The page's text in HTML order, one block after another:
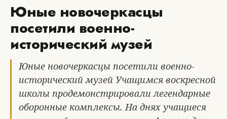
Юные новочеркасцы
посетили военно-
исторический музей
Юные новочеркасцы посетили военно-
исторический музей Учащимся воскресной
школы продемонстрировали легендарные
оборонные комплексы. На днях учащиеся